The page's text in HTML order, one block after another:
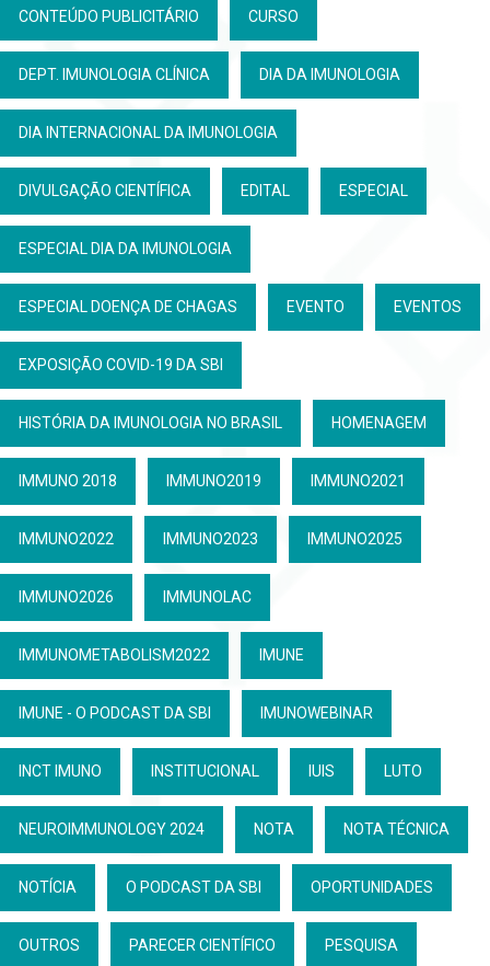
CONTEÚDO PUBLICITÁRIO CURSO
DEPT. IMUNOLOGIA CLÍNICA DIA DA IMUNOLOGIA
DIA INTERNACIONAL DA IMUNOLOGIA
DIVULGAÇÃO CIENTÍFICA EDITAL ESPECIAL
ESPECIAL DIA DA IMUNOLOGIA
ESPECIAL DOENÇA DE CHAGAS EVENTO EVENTOS
EXPOSIÇÃO COVID-19 DA SBI
HISTÓRIA DA IMUNOLOGIA NO BRASIL HOMENAGEM
IMMUNO 2018 IMMUNO2019 IMMUNO2021
IMMUNO2022 IMMUNO2023 IMMUNO2025
IMMUNO2026 IMMUNOLAC
IMMUNOMETABOLISM2022 IMUNE
IMUNE - O PODCAST DA SBI IMUNOWEBINAR
INCT IMUNO INSTITUCIONAL IUIS LUTO
NEUROIMMUNOLOGY 2024 NOTA NOTA TÉCNICA
NOTÍCIA O PODCAST DA SBI OPORTUNIDADES
OUTROS PARECER CIENTÍFICO PESQUISA